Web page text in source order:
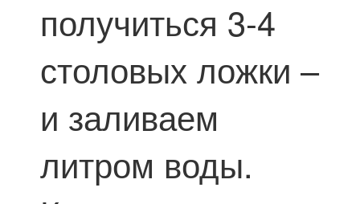
получиться 3-4
столовых ложки –
и заливаем
литром воды.